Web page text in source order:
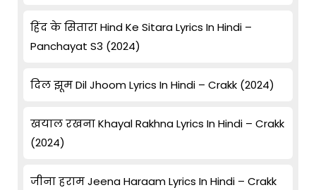
हिंद के सितारा Hind Ke Sitara Lyrics In Hindi –
Panchayat S3 (2024)
दिल झूम Dil Jhoom Lyrics In Hindi – Crakk (2024)
खयाल रखना Khayal Rakhna Lyrics In Hindi – Crakk
(2024)
जीना हराम Jeena Haraam Lyrics In Hindi – Crakk